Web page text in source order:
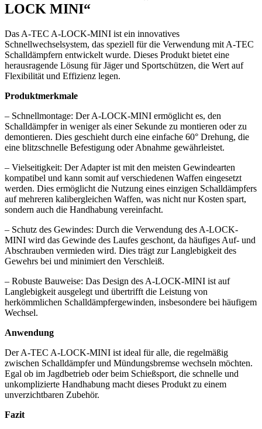
LOCK MINI“
Das A-TEC A-LOCK-MINI ist ein innovatives
Schnellwechselsystem, das speziell für die Verwendung mit A-TEC
Schalldämpfern entwickelt wurde. Dieses Produkt bietet eine
herausragende Lösung für Jäger und Sportschützen, die Wert auf
Flexibilität und Effizienz legen.
Produktmerkmale
– Schnellmontage: Der A-LOCK-MINI ermöglicht es, den
Schalldämpfer in weniger als einer Sekunde zu montieren oder zu
demontieren. Dies geschieht durch eine einfache 60° Drehung, die
eine blitzschnelle Befestigung oder Abnahme gewährleistet.
– Vielseitigkeit: Der Adapter ist mit den meisten Gewindearten
kompatibel und kann somit auf verschiedenen Waffen eingesetzt
werden. Dies ermöglicht die Nutzung eines einzigen Schalldämpfers
auf mehreren kalibergleichen Waffen, was nicht nur Kosten spart,
sondern auch die Handhabung vereinfacht.
– Schutz des Gewindes: Durch die Verwendung des A-LOCK-
MINI wird das Gewinde des Laufes geschont, da häufiges Auf- und
Abschrauben vermieden wird. Dies trägt zur Langlebigkeit des
Gewehrs bei und minimiert den Verschleiß.
– Robuste Bauweise: Das Design des A-LOCK-MINI ist auf
Langlebigkeit ausgelegt und übertrifft die Leistung von
herkömmlichen Schalldämpfergewinden, insbesondere bei häufigem
Wechsel.
Anwendung
Der A-TEC A-LOCK-MINI ist ideal für alle, die regelmäßig
zwischen Schalldämpfer und Mündungsbremse wechseln möchten.
Egal ob im Jagdbetrieb oder beim Schießsport, die schnelle und
unkomplizierte Handhabung macht dieses Produkt zu einem
unverzichtbaren Zubehör.
Fazit